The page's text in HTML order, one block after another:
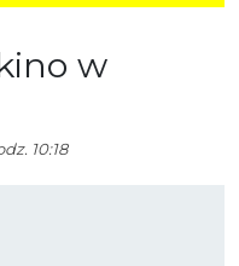
w
10:18